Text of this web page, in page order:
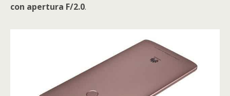
con apertura F/2.0.